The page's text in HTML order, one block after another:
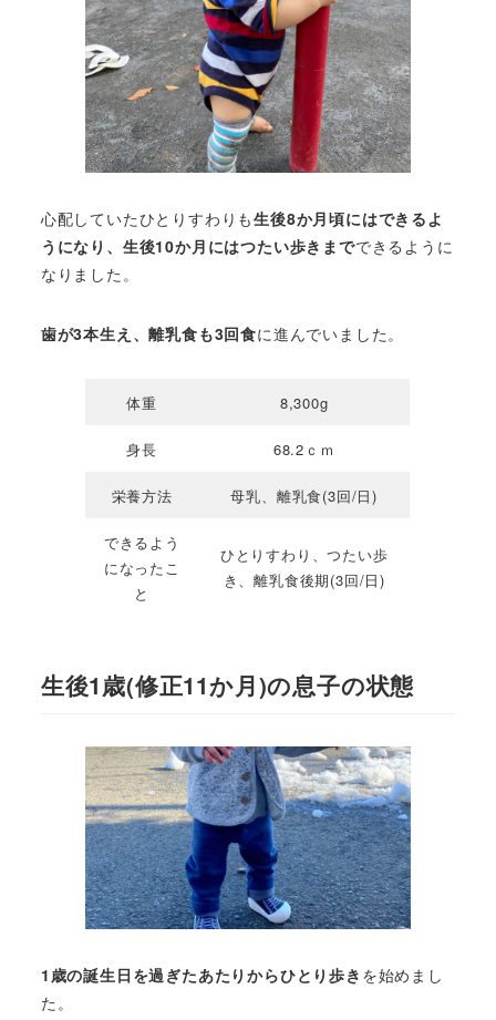
心配していたひとりすわりも生後8か月頃にはできるよ
うになり、生後10か月にはつたい歩きまでできるように
なりました。
歯が3本生え、離乳食も3回食に進んでいました。
体重 8,300g
身長 68.2ｃｍ
栄養方法 母乳、離乳食(3回/日)
できるよう
になったこ
と
ひとりすわり、つたい歩
き、離乳食後期(3回/日)
生後1歳(修正11か月)の息子の状態
1歳の誕生日を過ぎたあたりからひとり歩き を始めまし
た。